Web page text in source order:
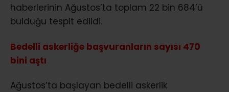
haberlerinin Ağustos’ta toplam 22 bin 684’ü
bulduğu tespit edildi.
Bedelli askerliğe başvuranların sayısı 470
bini aştı
Ağustos’ta başlayan bedelli askerlik